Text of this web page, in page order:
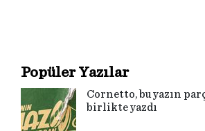
Popüler Yazılar
Cornetto, bu yazın
birlikte yazdı